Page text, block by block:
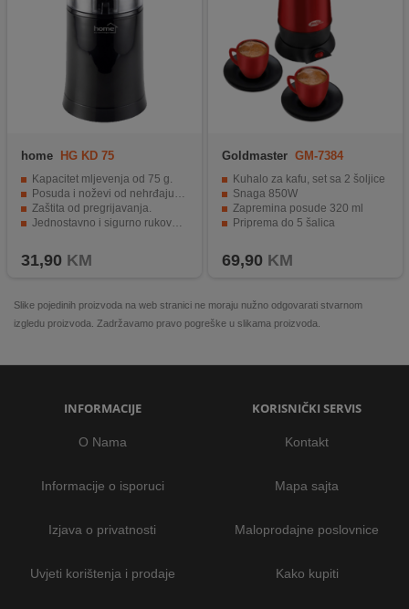
home HG KD 75
Kapacitet mljevenja od 75 g.
Posuda i noževi od nehrđajućeg čelika.
Zaštita od pregrijavanja.
Jednostavno i sigurno rukovanje.
31,90 KM
Goldmaster GM-7384
Kuhalo za kafu, set sa 2 šoljice
Snaga 850W
Zapremina posude 320 ml
Priprema do 5 šalica
69,90 KM
Slike pojedinih proizvoda na web stranici ne moraju nužno odgovarati stvarnom
izgledu proizvoda. Zadržavamo pravo pogreške u slikama proizvoda.
INFORMACIJE
O Nama
Informacije o isporuci
Izjava o privatnosti
Uvjeti korištenja i prodaje
KORISNIČKI SERVIS
Kontakt
Mapa sajta
Maloprodajne poslovnice
Kako kupiti